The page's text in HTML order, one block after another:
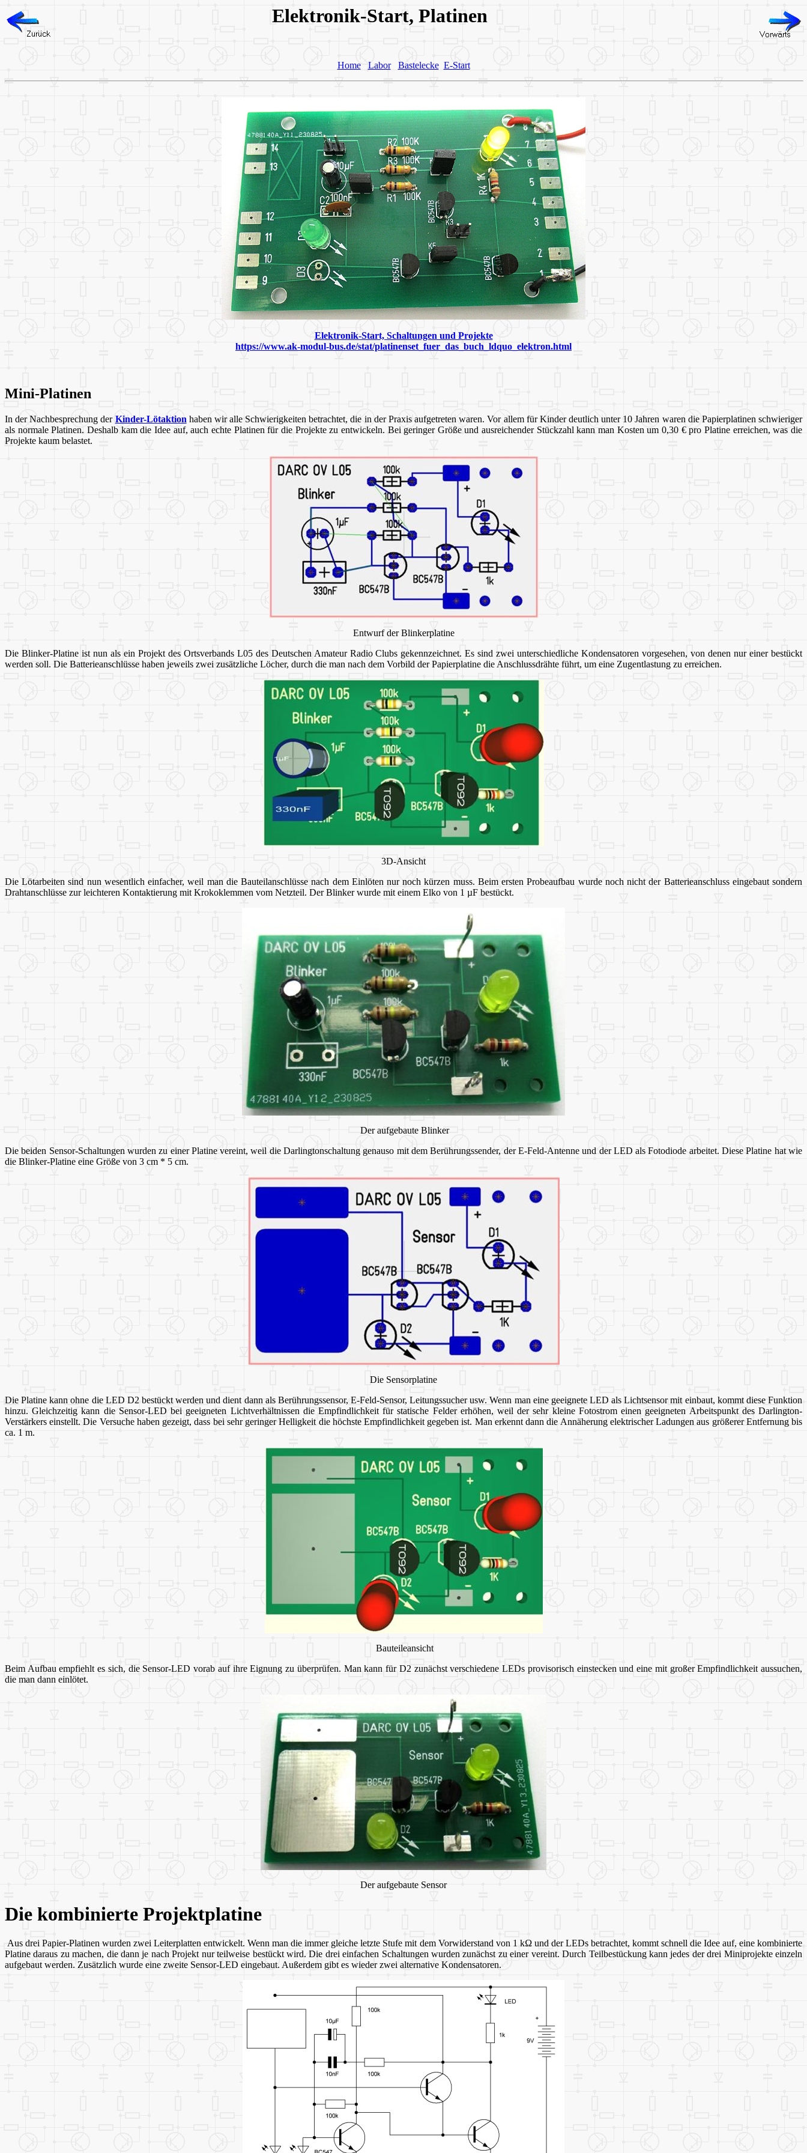
Elektronik-Start, Platinen
Home Labor Bastelecke E-Start
Elektronik-Start, Schaltungen und Projekte
https://www.ak-modul-bus.de/stat/platinenset_fuer_das_buch_ldquo_elektron.html
Mini-Platinen
In der Nachbesprechung der Kinder-Lötaktion haben wir alle Schwierigkeiten betrachtet, die in der Praxis aufgetreten waren. Vor allem für Kinder deutlich unter 10 Jahren waren die Papierplatinen schwieriger
als normale Platinen. Deshalb kam die Idee auf, auch echte Platinen für die Projekte zu entwickeln. Bei geringer Größe und ausreichender Stückzahl kann man Kosten um 0,30 € pro Platine erreichen, was die
Projekte kaum belastet.
Entwurf der Blinkerplatine
Die Blinker-Platine ist nun als ein Projekt des Ortsverbands L05 des Deutschen Amateur Radio Clubs gekennzeichnet. Es sind zwei unterschiedliche Kondensatoren vorgesehen, von denen nur einer bestückt
werden soll. Die Batterieanschlüsse haben jeweils zwei zusätzliche Löcher, durch die man nach dem Vorbild der Papierplatine die Anschlussdrähte führt, um eine Zugentlastung zu erreichen.
3D-Ansicht
Die Lötarbeiten sind nun wesentlich einfacher, weil man die Bauteilanschlüsse nach dem Einlöten nur noch kürzen muss. Beim ersten Probeaufbau wurde noch nicht der Batterieanschluss eingebaut sondern
Drahtanschlüsse zur leichteren Kontaktierung mit Krokoklemmen vom Netzteil. Der Blinker wurde mit einem Elko von 1 µF bestückt.
Der aufgebaute Blinker
Die beiden Sensor-Schaltungen wurden zu einer Platine vereint, weil die Darlingtonschaltung genauso mit dem Berührungssender, der E-Feld-Antenne und der LED als Fotodiode arbeitet. Diese Platine hat wie
die Blinker-Platine eine Größe von 3 cm * 5 cm.
Die Sensorplatine
Die Platine kann ohne die LED D2 bestückt werden und dient dann als Berührungssensor, E-Feld-Sensor, Leitungssucher usw. Wenn man eine geeignete LED als Lichtsensor mit einbaut, kommt diese Funktion
hinzu. Gleichzeitig kann die Sensor-LED bei geeigneten Lichtverhältnissen die Empfindlichkeit für statische Felder erhöhen, weil der sehr kleine Fotostrom einen geeigneten Arbeitspunkt des Darlington-
Verstärkers einstellt. Die Versuche haben gezeigt, dass bei sehr geringer Helligkeit die höchste Empfindlichkeit gegeben ist. Man erkennt dann die Annäherung elektrischer Ladungen aus größerer Entfernung bis
ca. 1 m.
Bauteileansicht
Beim Aufbau empfiehlt es sich, die Sensor-LED vorab auf ihre Eignung zu überprüfen. Man kann für D2 zunächst verschiedene LEDs provisorisch einstecken und eine mit großer Empfindlichkeit aussuchen,
die man dann einlötet.
Der aufgebaute Sensor
Die kombinierte Projektplatine
Aus drei Papier-Platinen wurden zwei Leiterplatten entwickelt. Wenn man die immer gleiche letzte Stufe mit dem Vorwiderstand von 1 kΩund der LEDs betrachtet, kommt schnell die Idee auf, eine kombinierte
Platine daraus zu machen, die dann je nach Projekt nur teilweise bestückt wird. Die drei einfachen Schaltungen wurden zunächst zu einer vereint. Durch Teilbestückung kann jedes der drei Miniprojekte einzeln
aufgebaut werden. Zusätzlich wurde eine zweite Sensor-LED eingebaut. Außerdem gibt es wieder zwei alternative Kondensatoren.